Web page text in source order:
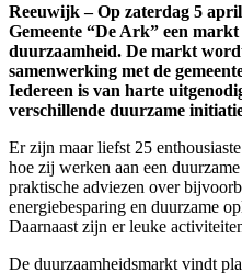
Reeuwijk – Op zaterdag 5
Gemeente “De Ark” een
duurzaamheid. De markt
samenwerking met de
Iedereen is van harte
verschillende duurzame
Er zijn maar liefst 25
hoe zij werken aan een
praktische adviezen over
energiebesparing en duurzame
Daarnaast zijn er leuke
De duurzaamheidsmarkt vindt